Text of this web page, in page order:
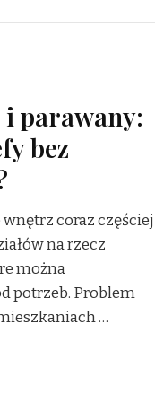
parawany:
bez
coraz częściej
na rzecz
można
potrzeb. Problem
…